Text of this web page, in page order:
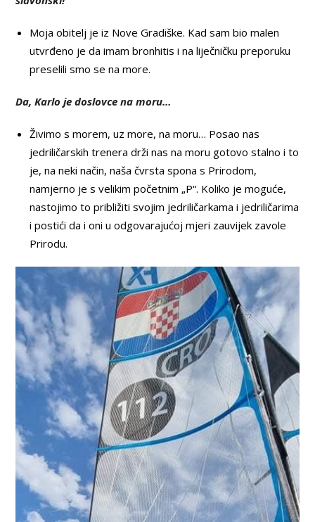
Moja obitelj je iz Nove Gradiške. Kad sam bio malen
utvrđeno je da imam bronhitis i na liječničku preporuku
preselili smo se na more.
Da, Karlo je doslovce na moru…
Živimo s morem, uz more, na moru… Posao nas
jedriličarskih trenera drži nas na moru gotovo stalno i to
je, na neki način, naša čvrsta spona s Prirodom,
namjerno je s velikim početnim „P“. Koliko je moguće,
nastojimo to približiti svojim jedriličarkama i jedriličarima
i postići da i oni u odgovarajućoj mjeri zauvijek zavole
Prirodu.